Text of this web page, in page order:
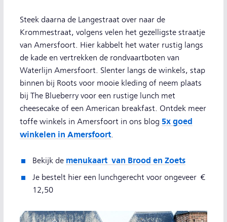
Steek daarna de Langestraat over naar de
Krommestraat, volgens velen het gezelligste straatje
van Amersfoort. Hier kabbelt het water rustig langs
de kade en vertrekken de rondvaartboten van
Waterlijn Amersfoort. Slenter langs de winkels, stap
binnen bij Roots voor mooie kleding of neem plaats
bij The Blueberry voor een rustige lunch met
cheesecake of een American breakfast. Ontdek meer
toffe winkels in Amersfoort in ons blog 5x goed
winkelen in Amersfoort.
Bekijk de menukaart van Brood en Zoets
Je bestelt hier een lunchgerecht voor ongeveer €
12,50